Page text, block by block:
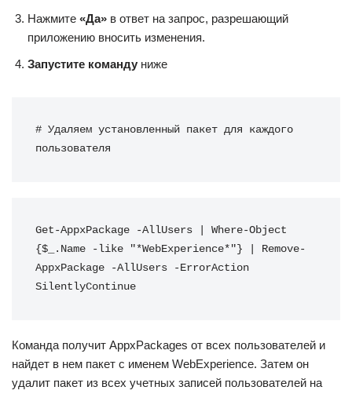
Нажмите «Да» в ответ на запрос, разрешающий
приложению вносить изменения.
Запустите команду ниже
# Удаляем установленный пакет для каждого
пользователя
Get-AppxPackage -AllUsers | Where-Object
{$_.Name -like "*WebExperience*"} | Remove-
AppxPackage -AllUsers -ErrorAction
SilentlyContinue
Команда получит AppxPackages от всех пользователей и
найдет в нем пакет с именем WebExperience. Затем он
удалит пакет из всех учетных записей пользователей на